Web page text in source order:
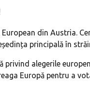
din Austria.
principală în
alegerile
Europă pentru a